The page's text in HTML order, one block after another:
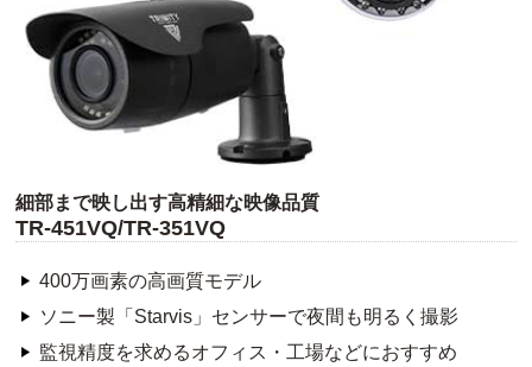
細部まで映し出す高精細な映像品質
TR-451VQ/TR-351VQ
400万画素の高画質モデル
ソニー製「Starvis」センサーで夜間も明るく撮影
監視精度を求めるオフィス・工場などにおすすめ